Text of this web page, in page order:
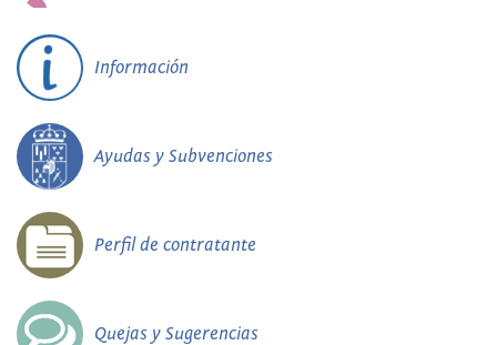
Información
Ayudas y Subvenciones
Perfil de contratante
Quejas y Sugerencias